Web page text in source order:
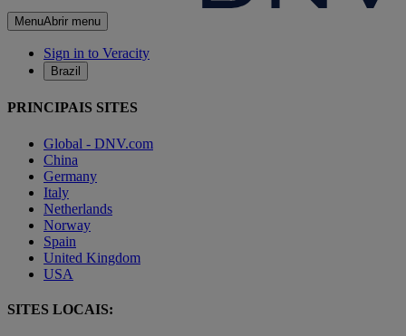
MenuAbrir menu
Sign in to Veracity
Brazil
PRINCIPAIS SITES
Global - DNV.com
China
Germany
Italy
Netherlands
Norway
Spain
United Kingdom
USA
SITES LOCAIS: